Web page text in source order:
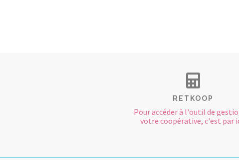
RETKOOP
Pour accéder à l'outil de
votre coopérative, c'est par